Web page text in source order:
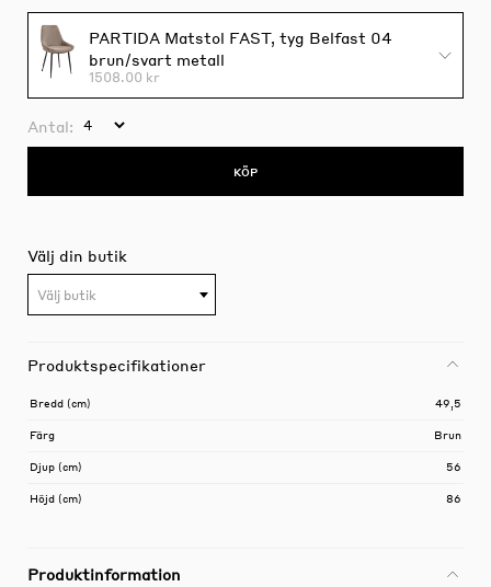
PARTIDA Matstol FAST, tyg Belfast 04
brun/svart metall
1508.00 kr
Antal:
KÖP
Välj din butik
Välj butik
Produktspecifikationer
Bredd (cm) 49,5
Färg Brun
Djup (cm) 56
Höjd (cm) 86
Produktinformation